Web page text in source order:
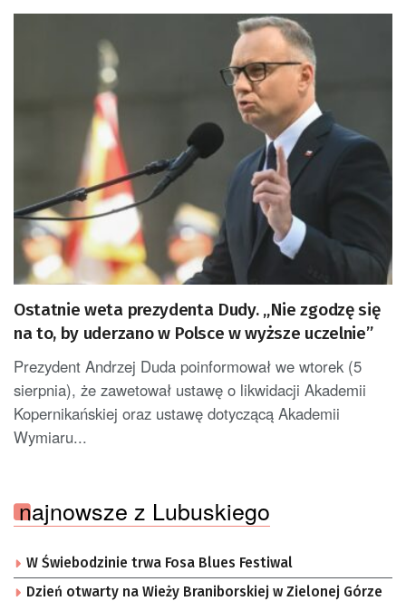
Ostatnie weta prezydenta Dudy. „Nie zgodzę się
na to, by uderzano w Polsce w wyższe uczelnie”
Prezydent Andrzej Duda poinformował we wtorek (5
sierpnia), że zawetował ustawę o likwidacji Akademii
Kopernikańskiej oraz ustawę dotyczącą Akademii
Wymiaru...
najnowsze z Lubuskiego
W Świebodzinie trwa Fosa Blues Festiwal
Dzień otwarty na Wieży Braniborskiej w Zielonej Górze